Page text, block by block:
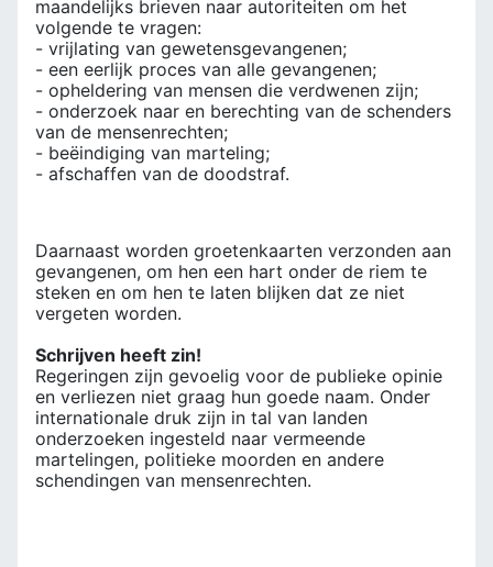
maandelijks brieven naar autoriteiten om het
volgende te vragen:
- vrijlating van gewetensgevangenen;
- een eerlijk proces van alle gevangenen;
- opheldering van mensen die verdwenen zijn;
- onderzoek naar en berechting van de schenders
van de mensenrechten;
- beëindiging van marteling;
- afschaffen van de doodstraf.
Daarnaast worden groetenkaarten verzonden aan
gevangenen, om hen een hart onder de riem te
steken en om hen te laten blijken dat ze niet
vergeten worden.
Schrijven heeft zin!
Regeringen zijn gevoelig voor de publieke opinie
en verliezen niet graag hun goede naam. Onder
internationale druk zijn in tal van landen
onderzoeken ingesteld naar vermeende
martelingen, politieke moorden en andere
schendingen van mensenrechten.